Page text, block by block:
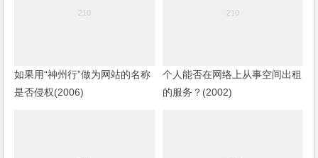
如果用“神州行”做为网站的名称
是否侵权(2006)
个人能否在网络上从事空间出租
的服务？(2002)